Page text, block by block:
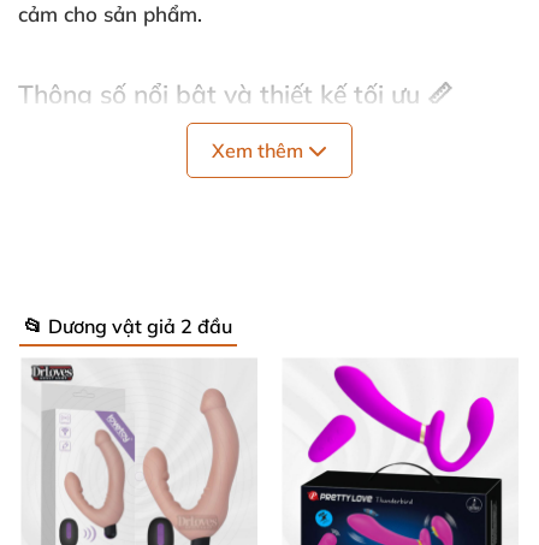
cảm cho sản phẩm.
Thông số nổi bật và thiết kế tối ưu 📏
Đầu lớn: 180mm x 40mm, đầu nhỏ: 170mm x
Hộp sản phẩm gồm 1 chiếc dương vật giả 2 đầu,
rất tiện lợi để bảo quản và sử dụng.
Hướng dẫn sử dụng và bảo quản ✨
Trước và sau khi dùng, hãy vệ sinh sạch sẽ bằng
Xem thêm
📂 Dương vật giả 2 đầu